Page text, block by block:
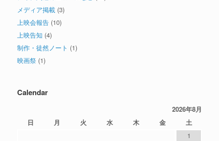
メディア掲載 (3)
上映会報告 (10)
上映告知 (4)
制作・徒然ノート (1)
映画祭 (1)
Calendar
2026年8月
日
月 火 水 木 金
土
1